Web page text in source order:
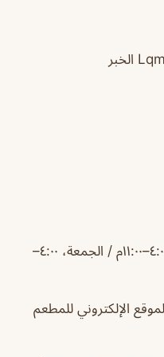
٦:٠٠–١١:٠٠ص، ٤:٠٠–١١:٠٠م / الجمعة، ٤:٠٠–
الإلكتروني للمطعم